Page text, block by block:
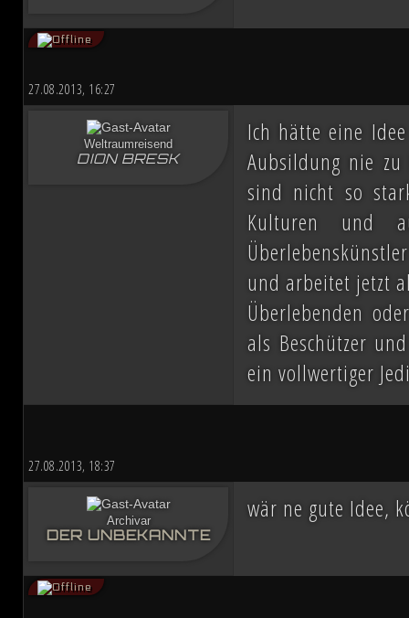
27.08.2013, 16:27
Weltraumreisend
DION BRESK
Ich hätte eine
Aubsildung nie
sind nicht so
Kulturen und
und arbeitet jetzt
Überlebenden
als Beschützer
ein vollwertiger
27.08.2013, 18:37
Archivar
DER UNBEKANNTE
wär ne gute Idee,